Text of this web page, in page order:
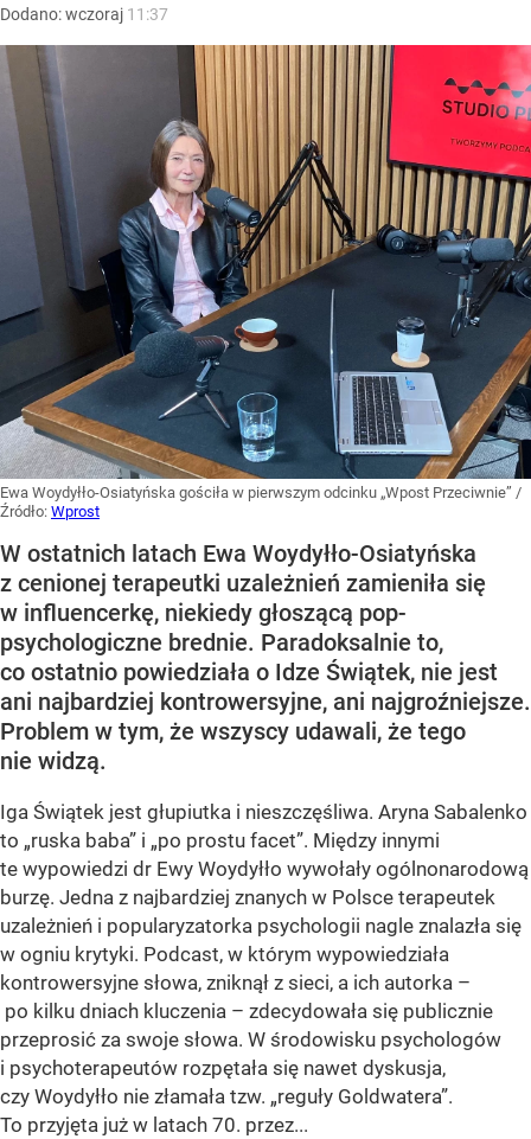
Dodano:wczoraj 11:37
Ewa Woydyłło-Osiatyńska gościła w pierwszym odcinku „Wpost Przeciwnie” /
Źródło: Wprost
W ostatnich latach Ewa Woydyłło-Osiatyńska
z cenionej terapeutki uzależnień zamieniła się
w influencerkę, niekiedy głoszącą pop-
psychologiczne brednie. Paradoksalnie to,
co ostatnio powiedziała o Idze Świątek, nie jest
ani najbardziej kontrowersyjne, ani najgroźniejsze.
Problem w tym, że wszyscy udawali, że tego
nie widzą.
Iga Świątek jest głupiutka i nieszczęśliwa. Aryna Sabalenko
to „ruska baba” i „po prostu facet”. Między innymi
te wypowiedzi dr Ewy Woydyłło wywołały ogólnonarodową
burzę. Jedna z najbardziej znanych w Polsce terapeutek
uzależnień i popularyzatorka psychologii nagle znalazła się
w ogniu krytyki. Podcast, w którym wypowiedziała
kontrowersyjne słowa, zniknął z sieci, a ich autorka –
po kilku dniach kluczenia – zdecydowała się publicznie
przeprosić za swoje słowa. W środowisku psychologów
i psychoterapeutów rozpętała się nawet dyskusja,
czy Woydyłło nie złamała tzw. „reguły Goldwatera”.
To przyjęta już w latach 70. przez...